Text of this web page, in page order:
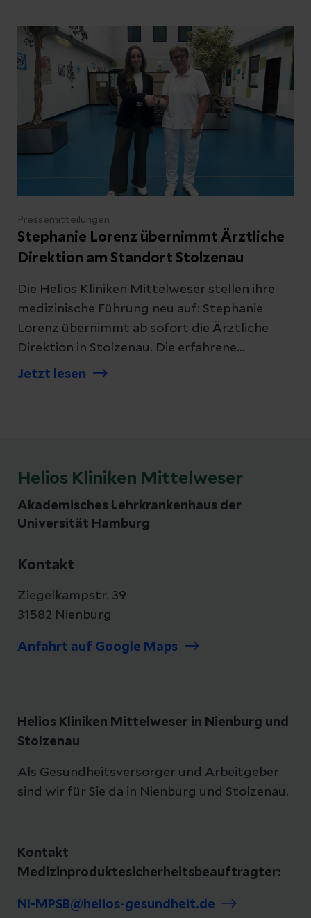
mit den lokalen Geburtshelferinnen eine
digitale Abkürzung gebaut – auch über den
Landkreis Nienburg hinaus. Per QR-Code auf
den Flyern geht es direkt zu einer
dynamischen Online-Liste, die sich ständig
aktualisiert und die Suche mit wenigen Klicks
deutlich erleichtert.
Pressemitteilungen
Stephanie Lorenz übernimmt Ärztliche
Direktion am Standort Stolzenau
Die Helios Kliniken Mittelweser stellen ihre
medizinische Führung neu auf: Stephanie
Lorenz übernimmt ab sofort die Ärztliche
Direktion in Stolzenau. Die erfahrene
Geriaterin wird die medizinische Entwicklung
Fachabteilungen in Stolzenau und setzt deren
Ausbau konsequent fort.
Jetzt lesen
Helios Kliniken Mittelweser
Akademisches Lehrkrankenhaus der
Universität Hamburg
Kontakt
Ziegelkampstr. 39
31582 Nienburg
Anfahrt auf Google Maps
Helios Kliniken Mittelweser in Nienburg und
Stolzenau
Als Gesundheitsversorger und Arbeitgeber
sind wir für Sie da in Nienburg und Stolzenau.
Kontakt
Medizinproduktesicherheitsbeauftragter:
NI-MPSB@helios-gesundheit.de